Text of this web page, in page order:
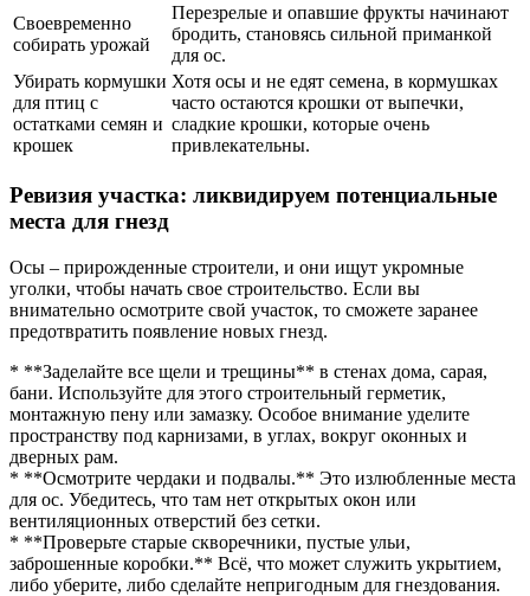
Своевременно
собирать урожай
Перезрелые и опавшие фрукты начинают
бродить, становясь сильной приманкой
для ос.
Убирать кормушки
для птиц с
остатками семян и
крошек
Хотя осы и не едят семена, в кормушках
часто остаются крошки от выпечки,
сладкие крошки, которые очень
привлекательны.
Ревизия участка: ликвидируем потенциальные
места для гнезд
Осы – прирожденные строители, и они ищут укромные
уголки, чтобы начать свое строительство. Если вы
внимательно осмотрите свой участок, то сможете заранее
предотвратить появление новых гнезд.
* **Заделайте все щели и трещины** в стенах дома, сарая,
бани. Используйте для этого строительный герметик,
монтажную пену или замазку. Особое внимание уделите
пространству под карнизами, в углах, вокруг оконных и
дверных рам.
* **Осмотрите чердаки и подвалы.** Это излюбленные места
для ос. Убедитесь, что там нет открытых окон или
вентиляционных отверстий без сетки.
* **Проверьте старые скворечники, пустые ульи,
заброшенные коробки.** Всё, что может служить укрытием,
либо уберите, либо сделайте непригодным для гнездования.